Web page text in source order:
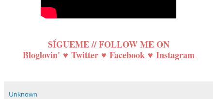
SÍGUEME // FOLLOW ME ON
Bloglovin' ♥ Twitter ♥ Facebook ♥ Instagram
Unknown